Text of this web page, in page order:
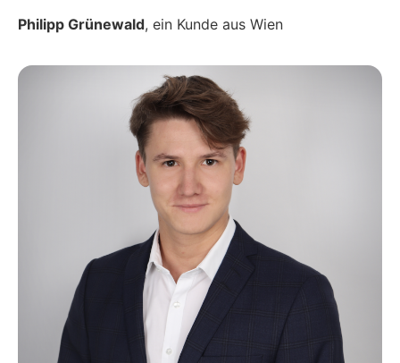
Philipp Grünewald, ein Kunde aus Wien